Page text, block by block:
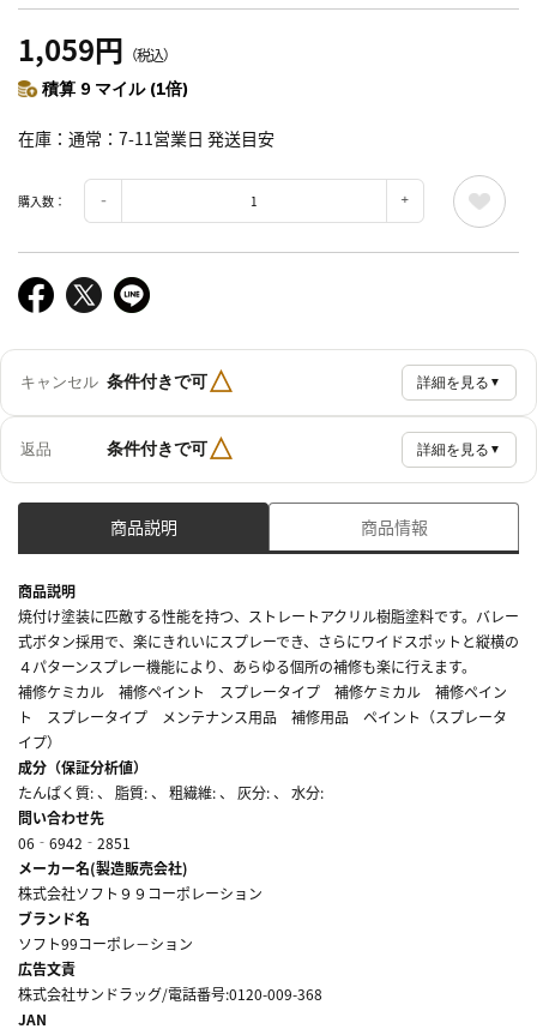
1,059円 （税込）
積算 9 マイル (1倍)
在庫 通常：7-11営業日 発送目安
購入数：
キャンセル 条件付きで可△ 詳細を見る ▼
返品 条件付きで可△ 詳細を見る ▼
商品説明 商品情報
商品説明
焼付け塗装に匹敵する性能を持つ、ストレートアクリル樹脂塗料です。バレー
式ボタン採用で、楽にきれいにスプレーでき、さらにワイドスポットと縦横の
４パターンスプレー機能により、あらゆる個所の補修も楽に行えます。
補修ケミカル 補修ペイント スプレータイプ 補修ケミカル 補修ペイン
ト スプレータイプ メンテナンス用品 補修用品 ペイント（スプレータ
イプ）
成分（保証分析値）
たんぱく質: 、 脂質: 、 粗繊維: 、 灰分: 、 水分:
問い合わせ先
06‐6942‐2851
メーカー名(製造販売会社)
株式会社ソフト９９コーポレーション
ブランド名
ソフト99コーポレ－ション
広告文責
株式会社サンドラッグ/電話番号:0120-009-368
JAN